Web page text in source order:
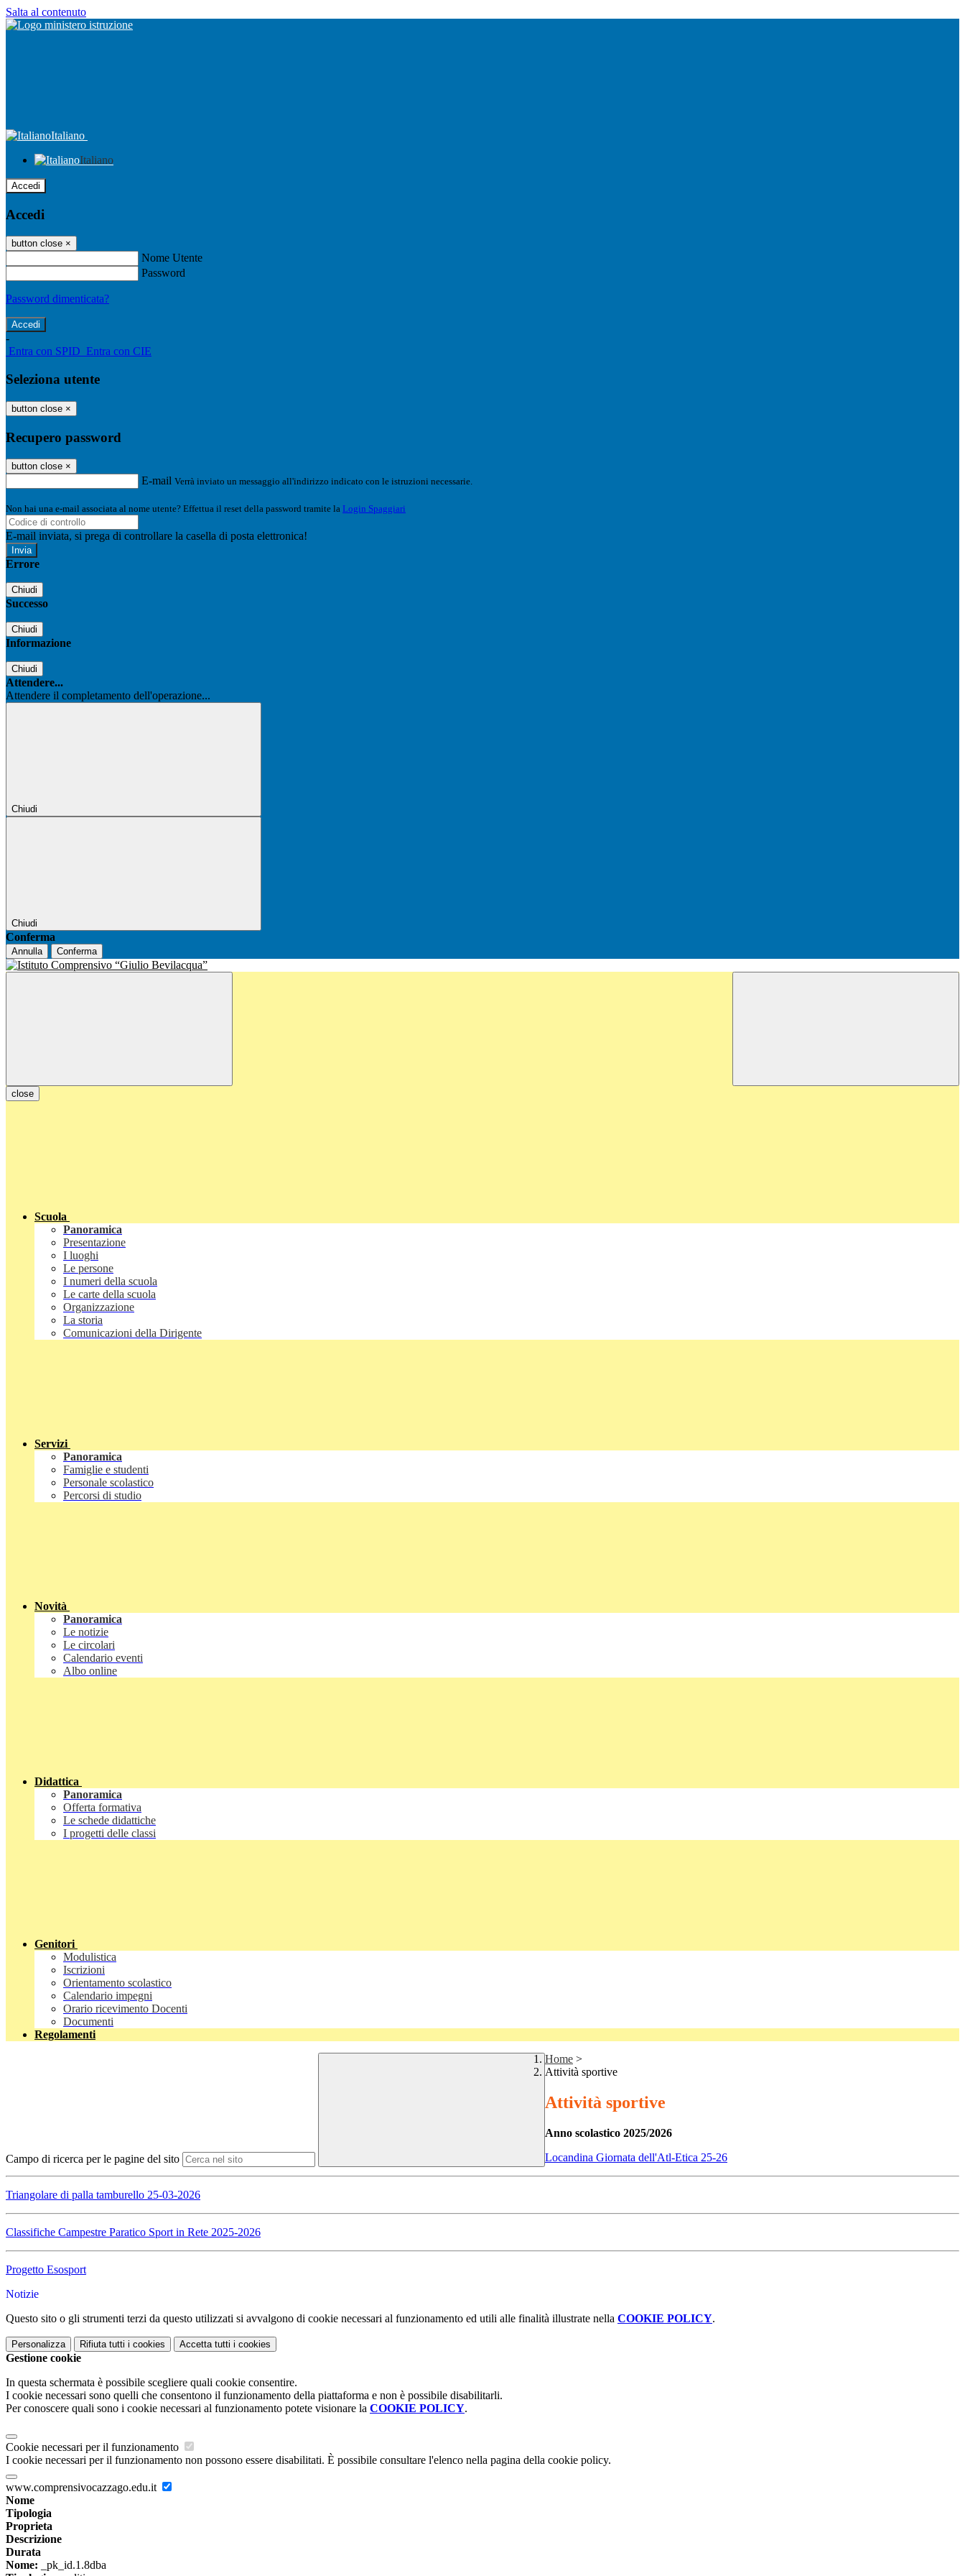
Salta al contenuto
Italiano
Italiano
Accedi
Accedi
button close ×
Nome Utente
Password
Password dimenticata?
-
Entra con SPID Entra con CIE
Seleziona utente
button close ×
Recupero password
button close ×
E-mail Verrà inviato un messaggio all'indirizzo indicato con le istruzioni necessarie.
Non hai una e-mail associata al nome utente? Effettua il reset della password tramite la Login Spaggiari
E-mail inviata, si prega di controllare la casella di posta elettronica!
Errore
Chiudi
Successo
Chiudi
Informazione
Chiudi
Attendere...
Attendere il completamento dell'operazione...
Chiudi
Chiudi
Conferma
Annulla Conferma
close
Scuola
Panoramica
Presentazione
I luoghi
Le persone
I numeri della scuola
Le carte della scuola
Organizzazione
La storia
Comunicazioni della Dirigente
Servizi
Panoramica
Famiglie e studenti
Personale scolastico
Percorsi di studio
Novità
Panoramica
Le notizie
Le circolari
Calendario eventi
Albo online
Didattica
Panoramica
Offerta formativa
Le schede didattiche
I progetti delle classi
Genitori
Modulistica
Iscrizioni
Orientamento scolastico
Calendario impegni
Orario ricevimento Docenti
Documenti
Regolamenti
Campo di ricerca per le pagine del sito
Home >
Attività sportive
Attività sportive
Anno scolastico 2025/2026
Locandina Giornata dell'Atl-Etica 25-26
Triangolare di palla tamburello 25-03-2026
Classifiche Campestre Paratico Sport in Rete 2025-2026
Progetto Esosport
Notizie
Questo sito o gli strumenti terzi da questo utilizzati si avvalgono di cookie necessari al funzionamento ed utili alle finalità illustrate nella COOKIE POLICY.
Personalizza Rifiuta tutti i cookies Accetta tutti i cookies
Gestione cookie
In questa schermata è possibile scegliere quali cookie consentire.
I cookie necessari sono quelli che consentono il funzionamento della piattaforma e non è possibile disabilitarli.
Per conoscere quali sono i cookie necessari al funzionamento potete visionare la COOKIE POLICY.
Cookie necessari per il funzionamento
I cookie necessari per il funzionamento non possono essere disabilitati. È possibile consultare l'elenco nella pagina della cookie policy.
www.comprensivocazzago.edu.it
Nome
Tipologia
Proprieta
Descrizione
Durata
Nome: _pk_id.1.8dba